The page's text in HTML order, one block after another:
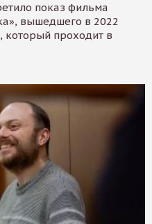
показ фильма
вышедшего в 2022
который проходит в